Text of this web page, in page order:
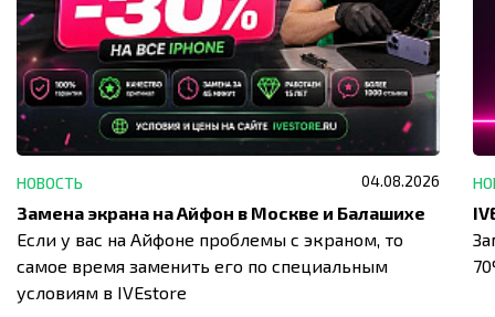
НОВОСТЬ 04.08.2026
Замена экрана на Айфон в Москве и Балашихе
Если у вас на Айфоне проблемы с экраном, то
самое время заменить его по специальным
условиям в IVEstore